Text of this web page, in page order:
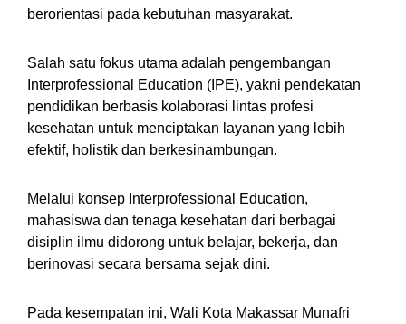
berorientasi pada kebutuhan masyarakat.
Salah satu fokus utama adalah pengembangan
Interprofessional Education (IPE), yakni pendekatan
pendidikan berbasis kolaborasi lintas profesi
kesehatan untuk menciptakan layanan yang lebih
efektif, holistik dan berkesinambungan.
Melalui konsep Interprofessional Education,
mahasiswa dan tenaga kesehatan dari berbagai
disiplin ilmu didorong untuk belajar, bekerja, dan
berinovasi secara bersama sejak dini.
Pada kesempatan ini, Wali Kota Makassar Munafri